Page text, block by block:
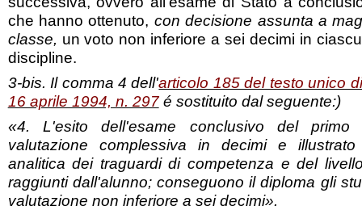
che hanno ottenuto, con decisione assunta a
classe, un voto non inferiore a sei decimi in
discipline.
3-bis. Il comma 4 dell'articolo 185 del testo unico
16 aprile 1994, n. 297é sostituito dal seguente:)
«4. L'esito dell'esame conclusivo del
valutazione complessiva in decimi e
analitica dei traguardi di competenza e del
raggiunti dall'alunno; conseguono il diploma gli
valutazione non inferiore a sei decimi».